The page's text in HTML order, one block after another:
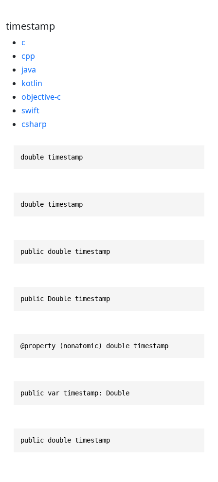
timestamp
c
cpp
java
kotlin
objective-c
swift
csharp
double timestamp
double timestamp
public double timestamp
public Double timestamp
@property (nonatomic) double timestamp
public var timestamp: Double
public double timestamp